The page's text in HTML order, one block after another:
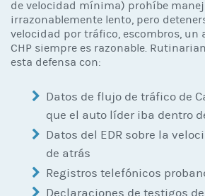
de velocidad mínima) prohíbe
irrazonablemente lento, pero
velocidad por tráfico, escombros, un
CHP siempre es razonable.
esta defensa con:
Datos de flujo de tráfico de
que el auto líder iba dentro
Datos del EDR sobre la
de atrás
Registros telefónicos
Declaraciones de testigos